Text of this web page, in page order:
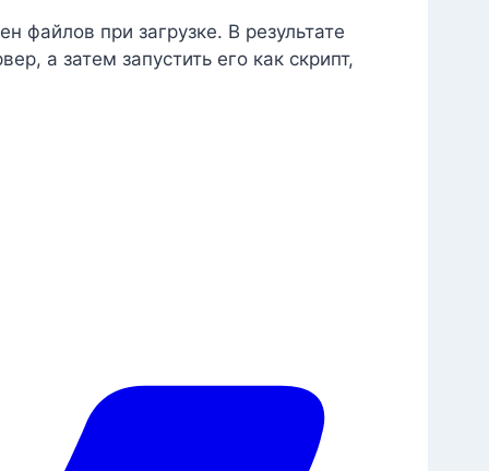
при загрузке. В результате
а затем запустить его как скрипт,